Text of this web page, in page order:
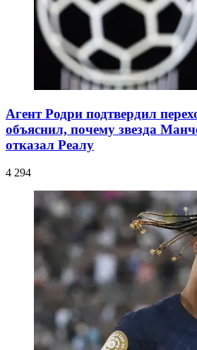
Агент Родри подтвердил
объяснил, почему звезда
отказал Реалу
4 294